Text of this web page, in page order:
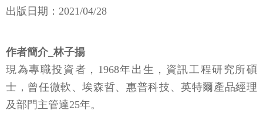
出版日期：2021/04/28
作者簡介_林子揚
現為專職投資者，1968年出生，資訊工程研究所碩
士，曾任微軟、埃森哲、惠普科技、英特爾產品經理
及部門主管達25年。